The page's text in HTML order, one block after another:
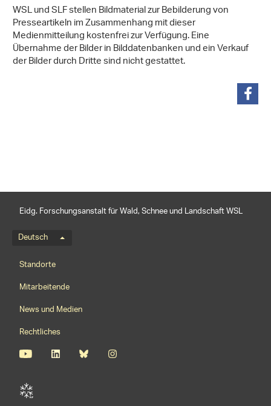
WSL und SLF stellen Bildmaterial zur Bebilderung von
Presseartikeln im Zusammenhang mit dieser
Medienmitteilung kostenfrei zur Verfügung. Eine
Übernahme der Bilder in Bilddatenbanken und ein Verkauf
der Bilder durch Dritte sind nicht gestattet.
Eidg. Forschungsanstalt für Wald, Schnee und Landschaft WSL
Sprachmenü
Deutsch
Footernavigation
Standorte
Mitarbeitende
News und Medien
Rechtliches